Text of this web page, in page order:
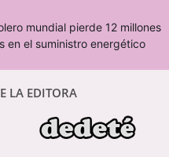
mundial pierde 12 millones
en el suministro energético
LA EDITORA